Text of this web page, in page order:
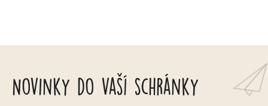
Novinky do vaší schránky